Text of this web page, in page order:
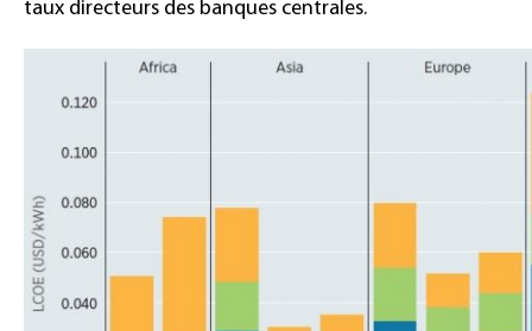
taux directeurs des banques centrales.